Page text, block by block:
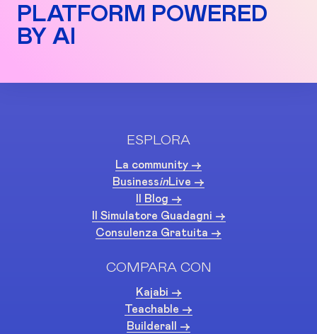
PLATFORM POWERED
BY AI
ESPLORA
La community ->
BusinessinLive ->
Il Blog ->
Il Simulatore Guadagni ->
Consulenza Gratuita ->
COMPARA CON
Kajabi ->
Teachable ->
Builderall ->